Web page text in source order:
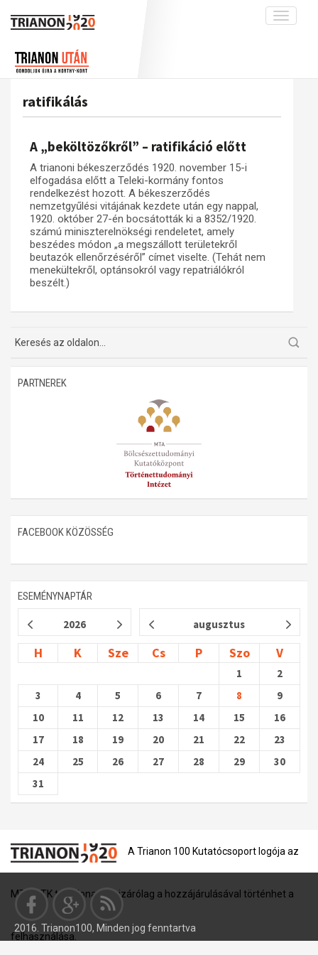
Toggle
A békerendszer megszilárdulása
Utókor és emlékezet
Galéria
Adatbázis
Emlékművek (feltöltés alatt)
Menekültek
Visszhang
Publikációk
Kapcsolat
Trianon-kommentár
ratifikálás
A „beköltözőkről” – ratifikáció előtt
A trianoni békeszerződés 1920. november 15-i
elfogadása előtt a Teleki-kormány fontos
rendelkezést hozott. A békeszerződés
nemzetgyűlési vitájának kezdete után egy nappal,
1920. október 27-én bocsátották ki a 8352/1920.
számú miniszterelnökségi rendeletet, amely
beszédes módon „a megszállott területekről
beutazók ellenőrzéséről” címet viselte. (Tehát nem
menekültekről, optánsokról vagy repatriálókról
beszélt.)
PARTNEREK
FACEBOOK KÖZÖSSÉG
ESEMÉNYNAPTÁR
2026 augusztus
H K Sze Cs P Szo V
1
2
3
4 5 6 7 8
9
10
11 12 13 14 15
16
17
18 19 20 21 22
23
24
25 26 27 28 29
30
31
A Trianon 100 Kutatócsoport logója az
MTA BTK tulajdona, és kizárólag a hozzájárulásával történhet a
felhasználása.
2016. Trianon100, Minden jog fenntartva